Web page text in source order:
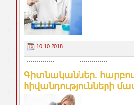
10.10.2018
Գիտնականներ.
հիվանդությունների